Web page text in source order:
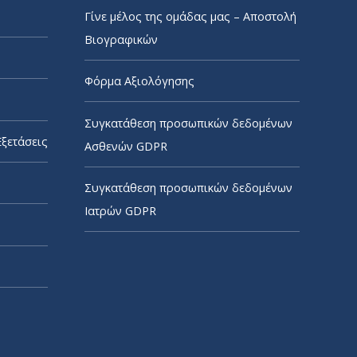
Γίνε μέλος της ομάδας μας – Αποστολή
Βιογραφικών
Φόρμα Αξιολόγησης
Συγκατάθεση προσωπικών δεδομένων
Ασθενών GDPR
Συγκατάθεση προσωπικών δεδομένων
Ιατρών GDPR